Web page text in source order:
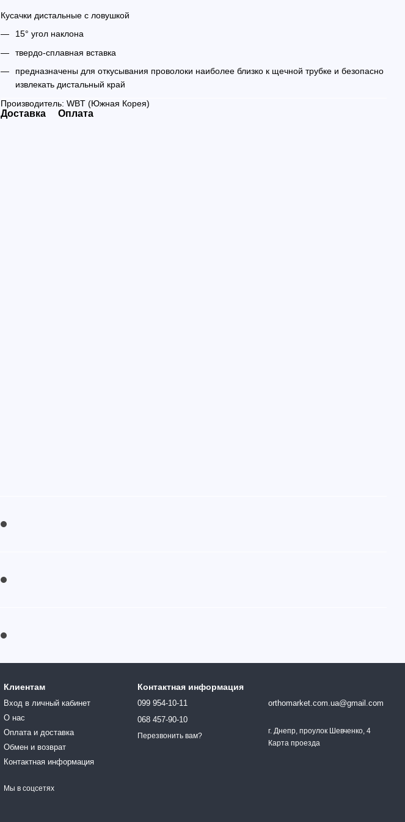
Кусачки дистальные с ловушкой
15° угол наклона
твердо-сплавная вставка
предназначены для откусывания проволоки наиболее близко к щечной трубке и безопасно
извлекать дистальный край
Производитель: WBT (Южная Корея)
Доставка Оплата
Клиентам
Вход в личный кабинет
О нас
Оплата и доставка
Обмен и возврат
Контактная информация
Мы в соцсетях
Контактная информация
099 954-10-11
068 457-90-10
Перезвонить вам?
orthomarket.com.ua@gmail.com
г. Днепр, проулок Шевченко, 4
Карта проезда